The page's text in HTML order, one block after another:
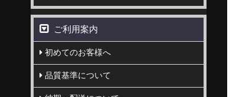
ご利用案内
初めてのお客様へ
品質基準について